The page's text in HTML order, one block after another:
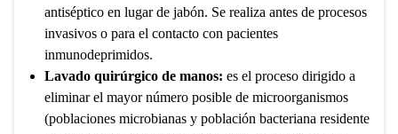
antiséptico en lugar de jabón. Se realiza antes de procesos
invasivos o para el contacto con pacientes
inmunodeprimidos.
Lavado quirúrgico de manos: es el proceso dirigido a
eliminar el mayor número posible de microorganismos
(poblaciones microbianas y población bacteriana residente